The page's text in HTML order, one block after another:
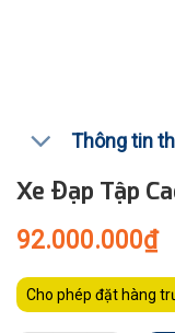
Thông tin
Xe Đạp Tập
92.000.000₫
Cho phép đặt hàng